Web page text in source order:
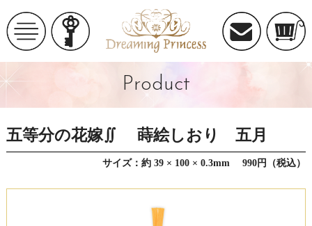
Product
五等分の花嫁∬ 蒔絵しおり 五月
サイズ：約 39 × 100 × 0.3mm 990円（税込）